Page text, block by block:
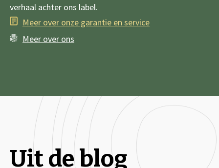
verhaal achter ons label.
Meer over onze garantie en service
Meer over ons
Uit de blog